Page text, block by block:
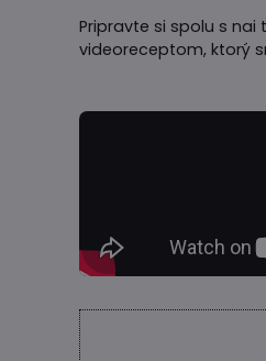
Pripravte si spolu s
videoreceptom, ktorý